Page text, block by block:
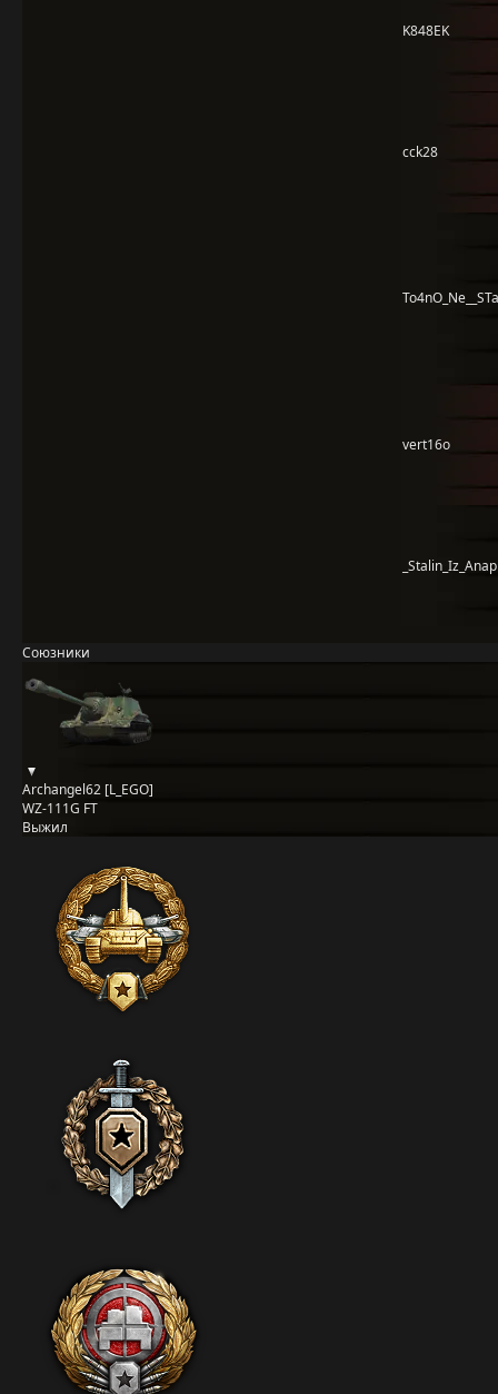
K848EK
cck28
vert16o
Союзники
Archangel62 [L_EGO]
WZ-111G FT
Выжил